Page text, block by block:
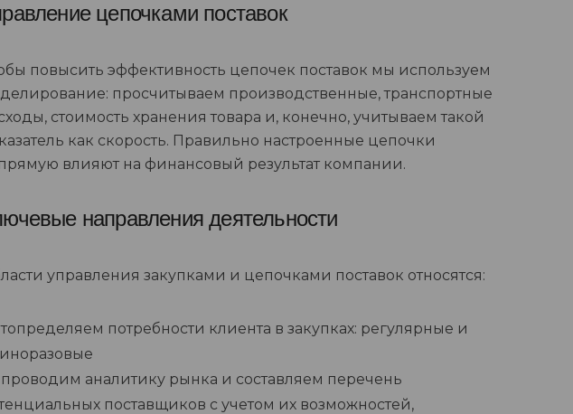
цепочками поставок
повысить эффективность цепочек поставок мы используем
просчитываем производственные, транспортные
стоимость хранения товара и, конечно, учитываем такой
как скорость. Правильно настроенные цепочки
влияют на финансовый результат компании.
направления деятельности
управления закупками и цепочками поставок относятся:
топределяем потребности клиента в закупках: регулярные и
проводим аналитику рынка и составляем перечень
поставщиков с учетом их возможностей,